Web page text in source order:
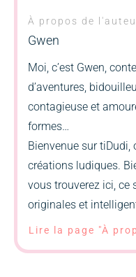
À propos de
Gwen
Moi, c’est Gwen,
d’aventures,
contagieuse et
formes…
Bienvenue sur
créations ludiques.
vous trouverez ici, ce
originales et
Lire la page "À